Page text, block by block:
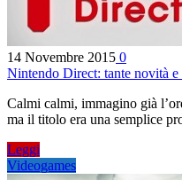
14 Novembre 2015 0
Nintendo Direct: tante novità e
Calmi calmi, immagino già
ma il titolo era una semplice
Leggi
Videogames